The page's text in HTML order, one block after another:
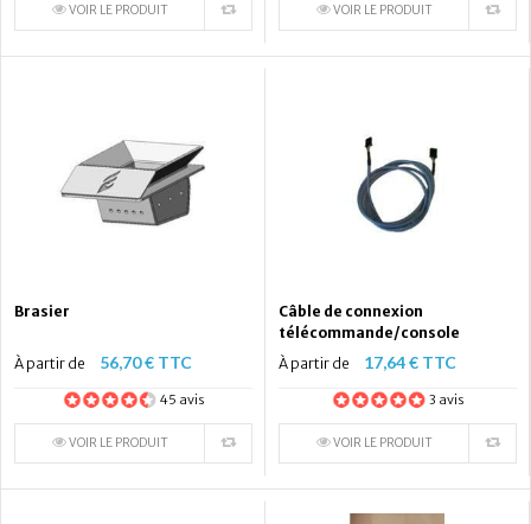
VOIR LE PRODUIT VOIR LE PRODUIT
Brasier
À partir de 56,70 € TTC
45 avis
VOIR LE PRODUIT
Câble de connexion
télécommande/console
À partir de
17,64 € TTC
3 avis
VOIR LE PRODUIT